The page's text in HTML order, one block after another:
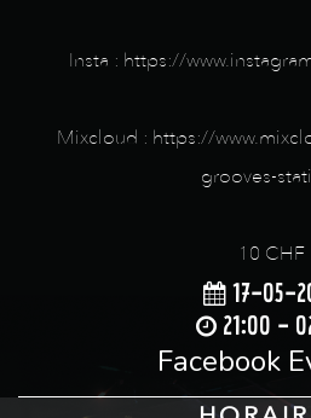
Insta : https://
Mixcloud : https://
grooves-
10 CHF
17-05-
21:00 -
Facebook